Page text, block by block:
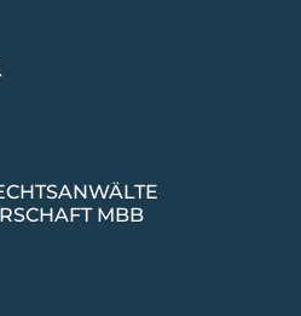
MBB